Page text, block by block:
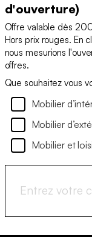
d'ouverture)
Offre valable dès
Hors prix rouges. En
nous mesurions
offres.
Que souhaitez vous
Mobilier
Mobilier
Mobilier et